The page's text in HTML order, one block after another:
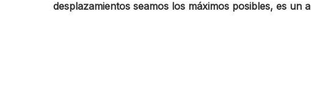
desplazamientos seamos los máximos posibles, es un